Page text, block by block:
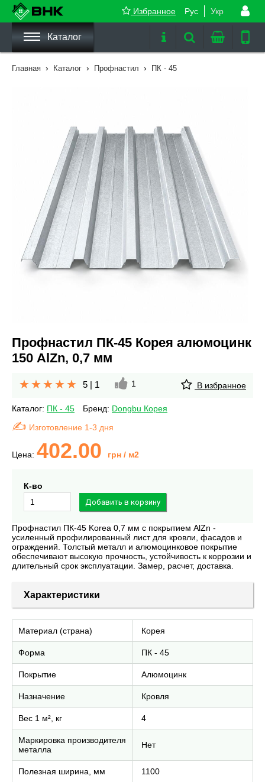
Рус Укр
Избранное
Каталог
Главная › Каталог › Профнастил › ПК - 45
Профнастил ПК-45 Корея алюмоцинк
150 AlZn, 0,7 мм
5 | 1 1 В избранное
Каталог: ПК - 45 Бренд: Dongbu Корея
Изготовление 1-3 дня
Цена: 402.00 грн / м2
К-во
Профнастил ПК-45 Korea 0,7 мм с покрытием AlZn -
усиленный профилированный лист для кровли, фасадов и
ограждений. Толстый металл и алюмоцинковое покрытие
обеспечивают высокую прочность, устойчивость к коррозии и
длительный срок эксплуатации. Замер, расчет, доставка.
Характеристики
Материал (страна) Корея
Форма ПК - 45
Покрытие Алюмоцинк
Назначение Кровля
Вес 1 м², кг 4
Маркировка производителя
металла
Нет
Полезная ширина, мм 1100